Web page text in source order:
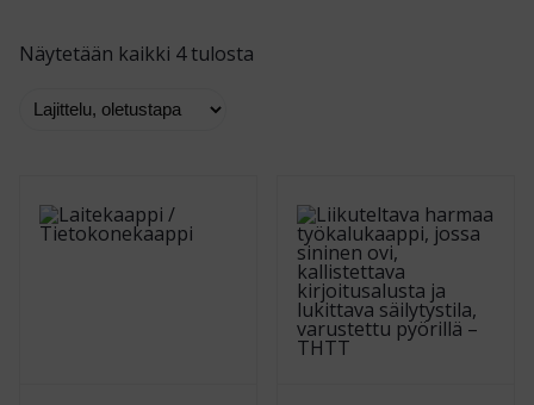
Näytetään kaikki 4 tulosta